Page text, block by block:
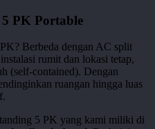
PK Portable
Berbeda dengan AC split
rumit dan lokasi tetap,
(self-contained). Dengan
ruangan hingga luas
5 PK yang kami miliki di